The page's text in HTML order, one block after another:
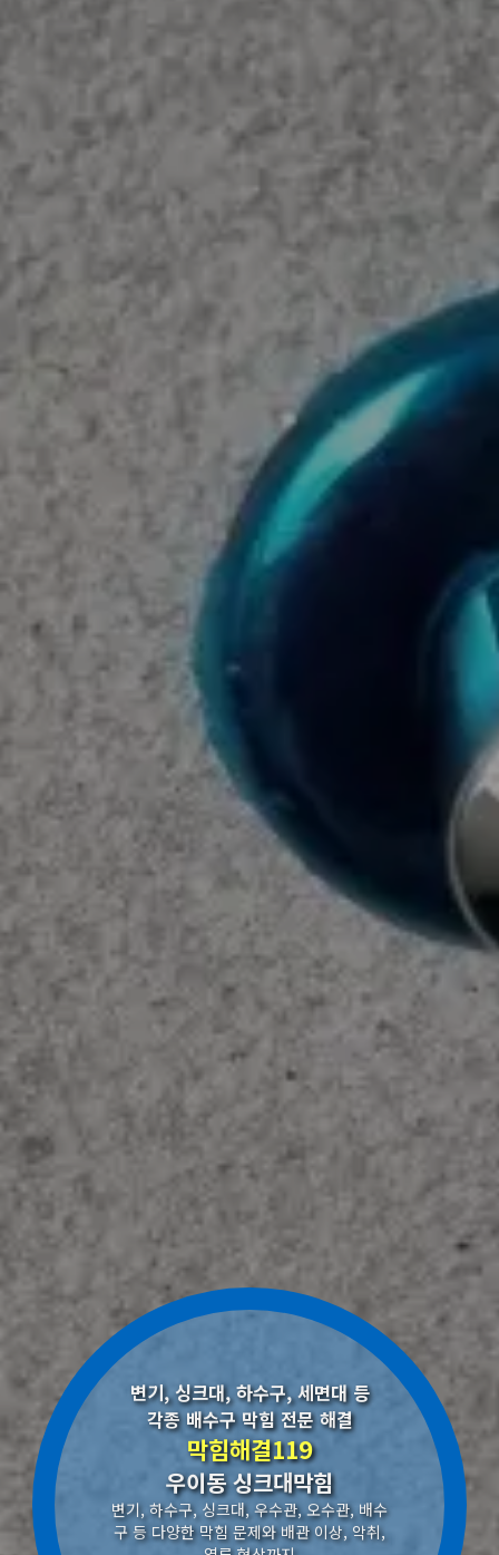
변기, 싱크대, 하수구, 세면대 등
각종 배수구 막힘 전문 해결
막힘해결119
우이동 싱크대막힘
변기, 하수구, 싱크대, 우수관, 오수관, 배수
구 등 다양한 막힘 문제와 배관 이상, 악취,